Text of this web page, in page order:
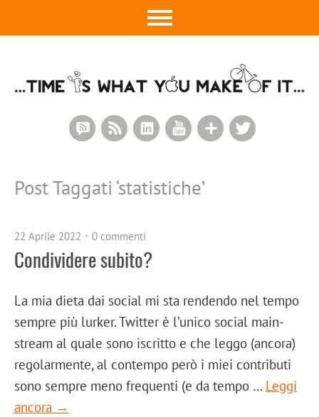
Google+
YouTube
LinkedIn
RSS Feed
RSS Comments
Post Taggati ‘statistiche’
22 Aprile 2022 0 commenti
Condividere subito?
La mia dieta dai social mi sta rendendo nel tempo
sempre più lurker. Twitter è l’unico social main-
stream al quale sono iscritto e che leggo (ancora)
regolarmente, al contempo però i miei contributi
sono sempre meno frequenti (e da tempo … Leggi
ancora →